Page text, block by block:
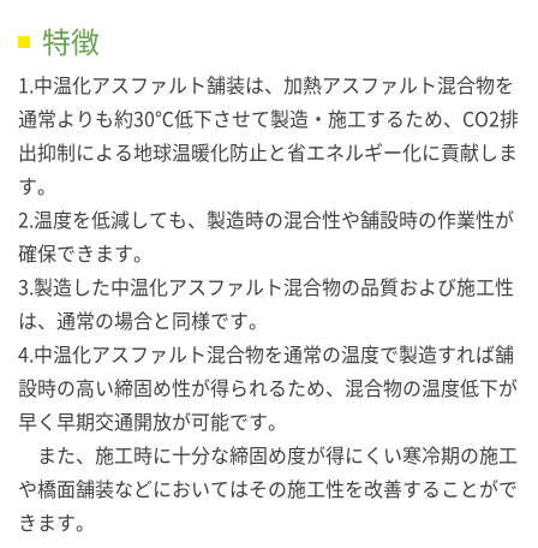
特徴
1.中温化アスファルト舗装は、加熱アスファルト混合物を
通常よりも約30℃低下させて製造・施工するため、CO2排
出抑制による地球温暖化防止と省エネルギー化に貢献しま
す。
2.温度を低減しても、製造時の混合性や舗設時の作業性が
確保できます。
3.製造した中温化アスファルト混合物の品質および施工性
は、通常の場合と同様です。
4.中温化アスファルト混合物を通常の温度で製造すれば舗
設時の高い締固め性が得られるため、混合物の温度低下が
早く早期交通開放が可能です。
また、施工時に十分な締固め度が得にくい寒冷期の施工
や橋面舗装などにおいてはその施工性を改善することがで
きます。